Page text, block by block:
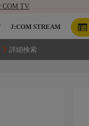
TV
J:COM STREAM
詳細検索